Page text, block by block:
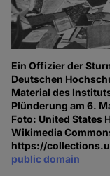
Ein Offizier der
Deutschen
Material des
Plünderung am 6.
Foto: United States
Wikimedia
https://
public domain